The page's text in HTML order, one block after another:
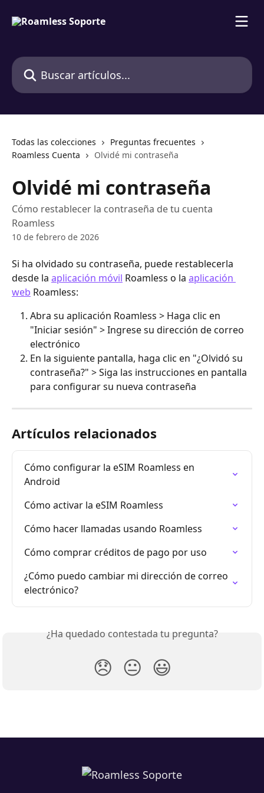
Buscar artículos...
Todas las colecciones
Preguntas frecuentes
Roamless Cuenta
Olvidé mi contraseña
Olvidé mi contraseña
Cómo restablecer la contraseña de tu cuenta
Roamless
10 de febrero de 2026
Si ha olvidado su contraseña, puede restablecerla
desde la aplicación móvil Roamless o la aplicación
web Roamless:
Abra su aplicación Roamless > Haga clic en
"Iniciar sesión" > Ingrese su dirección de correo
electrónico
En la siguiente pantalla, haga clic en "¿Olvidó su
contraseña?" > Siga las instrucciones en pantalla
para configurar su nueva contraseña
Artículos relacionados
Cómo configurar la eSIM Roamless en
Android
Cómo activar la eSIM Roamless
Cómo hacer llamadas usando Roamless
Cómo comprar créditos de pago por uso
¿Cómo puedo cambiar mi dirección de correo
electrónico?
¿Ha quedado contestada tu pregunta?
😞 😐 😃